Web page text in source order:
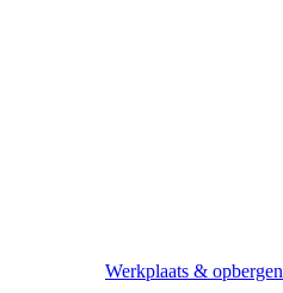
Werkplaats & opbergen